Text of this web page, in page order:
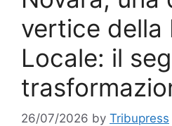
vertice della
Locale: il
26/07/2026 by Tribupress